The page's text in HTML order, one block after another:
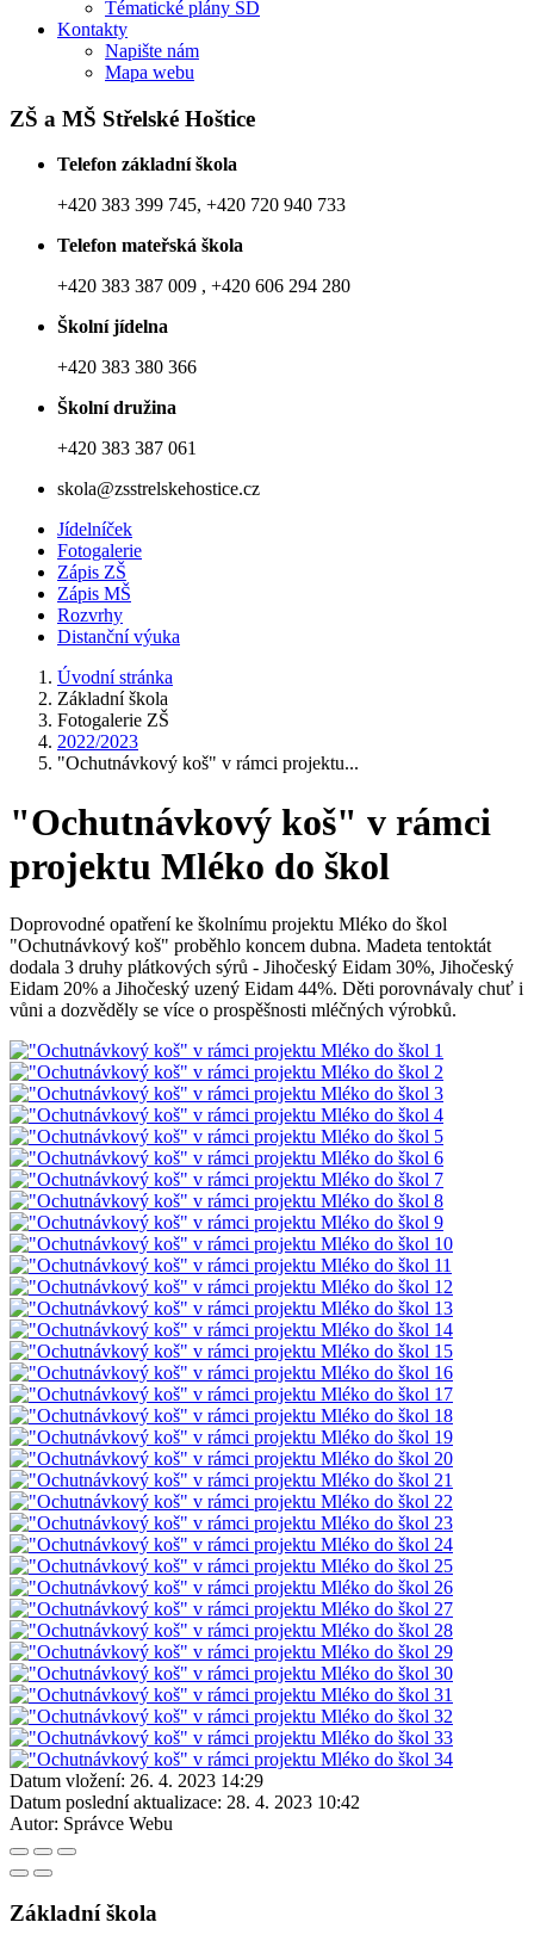
Tématické plány ŠD
Kontakty
Napište nám
Mapa webu
ZŠ a MŠ Střelské Hoštice
Telefon základní škola
+420 383 399 745, +420 720 940 733
Telefon mateřská škola
+420 383 387 009 , +420 606 294 280
Školní jídelna
+420 383 380 366
Školní družina
+420 383 387 061
skola@zsstrelskehostice.cz
Jídelníček
Fotogalerie
Zápis ZŠ
Zápis MŠ
Rozvrhy
Distanční výuka
Úvodní stránka
Základní škola
Fotogalerie ZŠ
2022/2023
"Ochutnávkový koš" v rámci projektu...
"Ochutnávkový koš" v rámci
projektu Mléko do škol
Doprovodné opatření ke školnímu projektu Mléko do škol
"Ochutnávkový koš" proběhlo koncem dubna. Madeta tentoktát
dodala 3 druhy plátkových sýrů - Jihočeský Eidam 30%, Jihočeský
Eidam 20% a Jihočeský uzený Eidam 44%. Děti porovnávaly chuť i
vůni a dozvěděly se více o prospěšnosti mléčných výrobků.
Datum vložení: 26. 4. 2023 14:29
Datum poslední aktualizace: 28. 4. 2023 10:42
Autor: Správce Webu
Základní škola